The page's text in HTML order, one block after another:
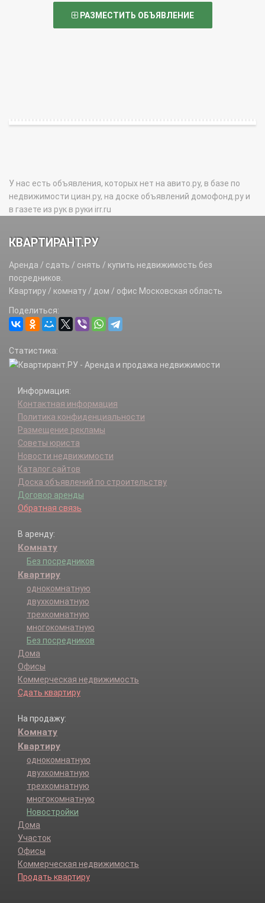
РАЗМЕСТИТЬ ОБЪЯВЛЕНИЕ
У нас есть объявления, которых нет на авито.ру, в базе по
недвижимости циан.ру, на доске объявлений домофонд.ру и
в газете из рук в руки irr.ru
КВАРТИРАНТ.РУ
Аренда / сдать / снять / купить недвижимость без
посредников.
Квартиру / комнату / дом / офис Московская область
Поделиться:
Статистика:
Информация:
Контактная информация
Политика конфиденциальности
Размещение рекламы
Советы юриста
Новости недвижимости
Каталог сайтов
Доска объявлений по строительству
Договор аренды
Обратная связь
В аренду:
Комнату
Без посредников
Квартиру
однокомнатную
двухкомнатную
трехкомнатную
многокомнатную
Без посредников
Дома
Офисы
Коммерческая недвижимость
Сдать квартиру
На продажу:
Комнату
Квартиру
однокомнатную
двухкомнатную
трехкомнатную
многокомнатную
Новостройки
Дома
Участок
Офисы
Коммерческая недвижимость
Продать квартиру